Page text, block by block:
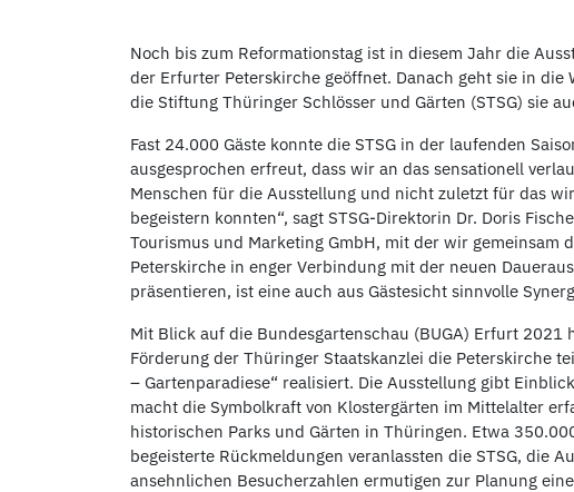
Noch bis zum Reformationstag ist in diesem Jahr die
der Erfurter Peterskirche geöffnet. Danach geht sie in
die Stiftung Thüringer Schlösser und Gärten (STSG) sie
Fast 24.000 Gäste konnte die STSG in der laufenden
ausgesprochen erfreut, dass wir an das sensationell
Menschen für die Ausstellung und nicht zuletzt für das
begeistern konnten“, sagt STSG-Direktorin Dr. Doris
Tourismus und Marketing GmbH, mit der wir gemeinsam
Peterskirche in enger Verbindung mit der neuen
präsentieren, ist eine auch aus Gästesicht sinnvolle
Mit Blick auf die Bundesgartenschau (BUGA) Erfurt 2021
Förderung der Thüringer Staatskanzlei die Peterskirche
– Gartenparadiese“ realisiert. Die Ausstellung gibt
macht die Symbolkraft von Klostergärten im Mittelalter
historischen Parks und Gärten in Thüringen. Etwa
begeisterte Rückmeldungen veranlassten die STSG, die
ansehnlichen Besucherzahlen ermutigen zur Planung